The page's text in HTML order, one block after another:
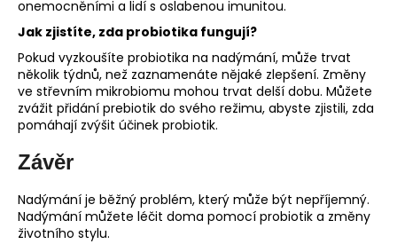
onemocněními a lidí s oslabenou imunitou.
Jak zjistíte, zda probiotika fungují?
Pokud vyzkoušíte probiotika na nadýmání, může trvat
několik týdnů, než zaznamenáte nějaké zlepšení. Změny
ve střevním mikrobiomu mohou trvat delší dobu. Můžete
zvážit přidání prebiotik do svého režimu, abyste zjistili, zda
pomáhají zvýšit účinek probiotik.
Závěr
Nadýmání je běžný problém, který může být nepříjemný.
Nadýmání můžete léčit doma pomocí probiotik a změny
životního stylu.